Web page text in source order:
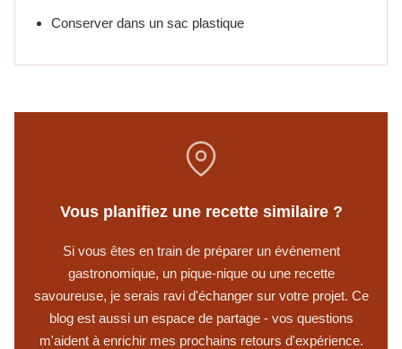
Conserver dans un sac plastique
Vous planifiez une recette similaire ?
Si vous êtes en train de préparer un événement
gastronomique, un pique-nique ou une recette
savoureuse, je serais ravi d'échanger sur votre projet. Ce
blog est aussi un espace de partage - vos questions
m'aident à enrichir mes prochains retours d'expérience.